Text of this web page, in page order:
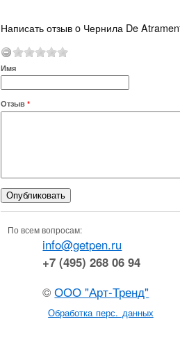
Написать отзыв o Чернила De
Имя
Отзыв *
По всем вопросам:
info@getpen.ru
+7 (495) 268 06 94
©ООО "Арт-Тренд"
Обработка перс. данных